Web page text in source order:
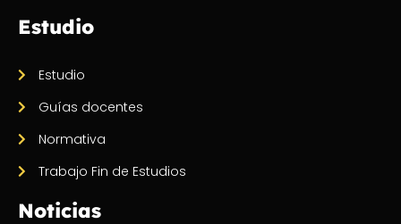
Estudio
Estudio
Guías docentes
Normativa
Trabajo Fin de Estudios
Noticias